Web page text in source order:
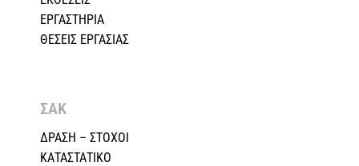
ΕΡΓΑΣΤΗΡΙΑ
ΘΕΣΕΙΣ ΕΡΓΑΣΙΑΣ
ΣΑΚ
ΔΡΑΣΗ – ΣΤΟΧΟΙ
ΚΑΤΑΣΤΑΤΙΚΟ